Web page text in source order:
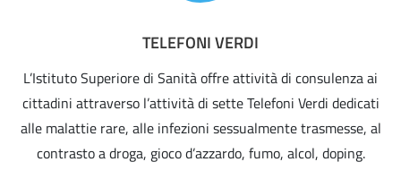
TELEFONI VERDI
L’Istituto Superiore di Sanità offre attività di consulenza ai
cittadini attraverso l’attività di sette Telefoni Verdi dedicati
alle malattie rare, alle infezioni sessualmente trasmesse, al
contrasto a droga, gioco d’azzardo, fumo, alcol, doping.